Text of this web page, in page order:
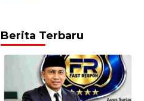
Berita Terbaru